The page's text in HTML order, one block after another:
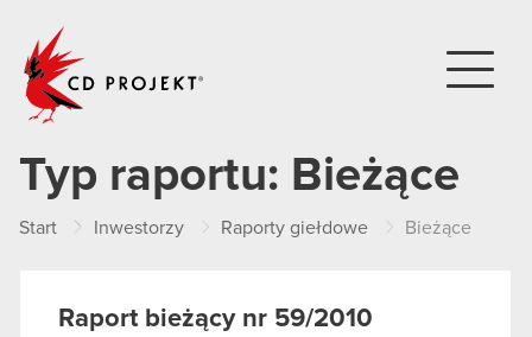
Typ raportu: Bieżące
Start Inwestorzy Raporty giełdowe Bieżące
Raport bieżący nr 59/2010